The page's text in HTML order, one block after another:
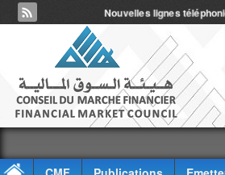
Nouvelles lignes